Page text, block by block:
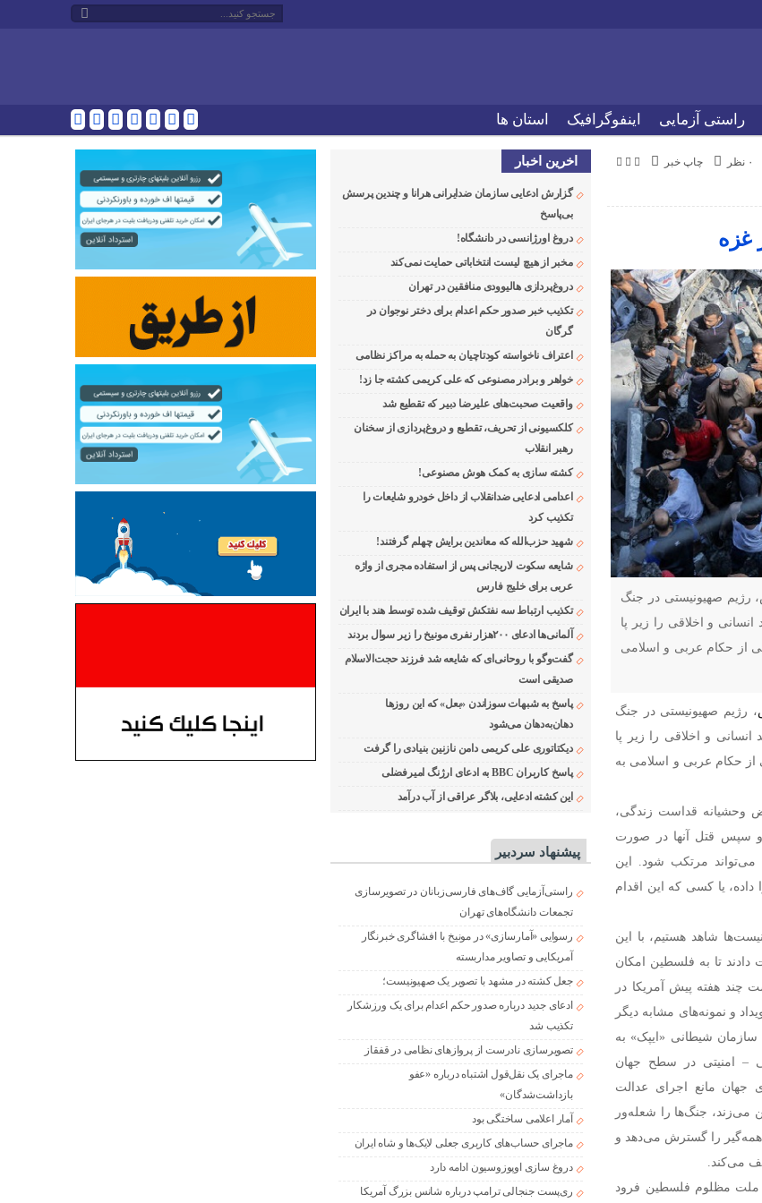
راستی آزمایی اینفوگرافیک استان ها
چاپ خبر
۰ نظر
غزه
رژیم صهیونیستی در جنگ
و اخلاقی را زیر پا
از حکام عربی و اسلامی
، رژیم صهیونیستی در جنگ
و اخلاقی را زیر پا
حکام عربی و اسلامی به
وحشیانه قداست زندگی،
و سپس قتل آنها در صورت
می‌تواند مرتکب شود. این
یا کسی که این اقدام
شاهد هستیم، با این
دادند تا به فلسطین امکان
چند هفته پیش آمریکا در
و نمونه‌های مشابه دیگر
شیطانی «ایپک» به
– امنیتی در سطح جهان
جهان مانع اجرای عدالت
می‌زند، جنگ‌ها را شعله‌ور
همه‌گیر را گسترش می‌دهد و
می‌کند.
ملت مظلوم فلسطین فرود
اخرین اخبار
گزارش ادعایی سازمان ضدایرانی هرانا و چندین پرسش
بی‌پاسخ
دروغ اورژانسی در دانشگاه!
مخبر از هیچ لیست انتخاباتی حمایت نمی‌کند
دروغ‌پردازی هالیوودی منافقین در تهران
تکذیب خبر صدور حکم اعدام برای دختر نوجوان در
گرگان
اعتراف ناخواسته کودتاچیان به حمله به مراکز نظامی
خواهر و برادر مصنوعی که علی کریمی کشته جا زد!
واقعیت صحبت‌های علیرضا دبیر که تقطیع شد
کلکسیونی از تحریف، تقطیع و دروغ‌پردازی از سخنان
رهبر انقلاب
کشته سازی به کمک هوش مصنوعی!
اعدامی ادعایی ضدانقلاب از داخل خودرو شایعات را
تکذیب کرد
شهید حزب‌الله که معاندین برایش چهلم گرفتند!
شایعه سکوت لاریجانی پس از استفاده مجری از واژه
عربی برای خلیج فارس
تکذیب ارتباط سه نفتکش توقیف شده توسط هند با ایران
آلمانی‌ها ادعای ۲۰۰هزار نفری مونیخ را زیر سوال بردند
گفت‌وگو با روحانی‌ای که شایعه شد فرزند حجت‌الاسلام
صدیقی است
پاسخ به شبهات سوزاندن «بعل» که این روزها
دهان‌به‌دهان می‌شود
دیکتاتوری علی کریمی دامن نازنین بنیادی را گرفت
پاسخ کاربران BBC به ادعای ارژنگ امیرفضلی
این کشته ادعایی، بلاگر عراقی از آب درآمد
پیشنهاد سردبیر
راستی‌آزمایی گاف‌های فارسی‌زبانان در تصویرسازی
تجمعات دانشگاه‌های تهران
رسوایی «آمارسازی» در مونیخ با افشاگری خبرنگار
آمریکایی و تصاویر مداربسته
جعل کشته در مشهد با تصویر یک صهیونیست؛
ادعای جدید درباره صدور حکم اعدام برای یک ورزشکار
تکذیب شد
تصویرسازی نادرست از پروازهای نظامی در قفقاز
ماجرای یک نقل‌قول اشتباه درباره «عفو
بازداشت‌شدگان»
آمار اعلامی ساختگی بود
ماجرای حساب‌های کاربری جعلی لایک‌ها و شاه ایران
دروغ سازی اوپوزوسیون ادامه دارد
ری‌پست جنجالی ترامپ درباره شانس بزرگ آمریکا